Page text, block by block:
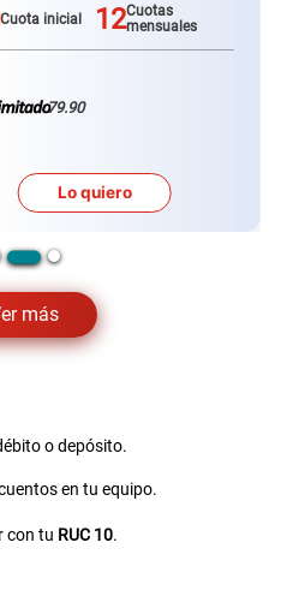
más
Cuota inicial 12Cuotas
mensuales
79.90
Lo quiero
o depósito.
en tu equipo.
con tu RUC 10.